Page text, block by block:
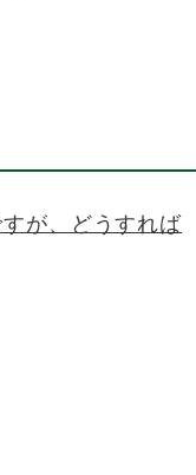
が、どうすれば